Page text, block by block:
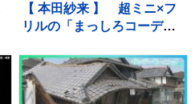
【 本田紗来 】 超ミニ×フ
リルの「まっしろコーデ」
わ！」と絶賛 「天使すぎ
っ」可愛さにファン歓喜